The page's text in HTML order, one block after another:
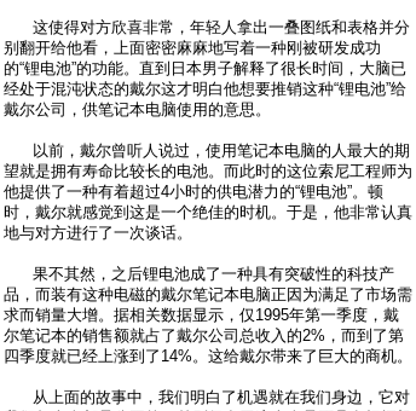
这使得对方欣喜非常，年轻人拿出一叠图纸和表格并分
别翻开给他看，上面密密麻麻地写着一种刚被研发成功
的“锂电池”的功能。直到日本男子解释了很长时间，大脑已
经处于混沌状态的戴尔这才明白他想要推销这种“锂电池”给
戴尔公司，供笔记本电脑使用的意思。
以前，戴尔曾听人说过，使用笔记本电脑的人最大的期
望就是拥有寿命比较长的电池。而此时的这位索尼工程师为
他提供了一种有着超过4小时的供电潜力的“锂电池”。顿
时，戴尔就感觉到这是一个绝佳的时机。于是，他非常认真
地与对方进行了一次谈话。
果不其然，之后锂电池成了一种具有突破性的科技产
品，而装有这种电磁的戴尔笔记本电脑正因为满足了市场需
求而销量大增。据相关数据显示，仅1995年第一季度，戴
尔笔记本的销售额就占了戴尔公司总收入的2%，而到了第
四季度就已经上涨到了14%。这给戴尔带来了巨大的商机。
从上面的故事中，我们明白了机遇就在我们身边，它对